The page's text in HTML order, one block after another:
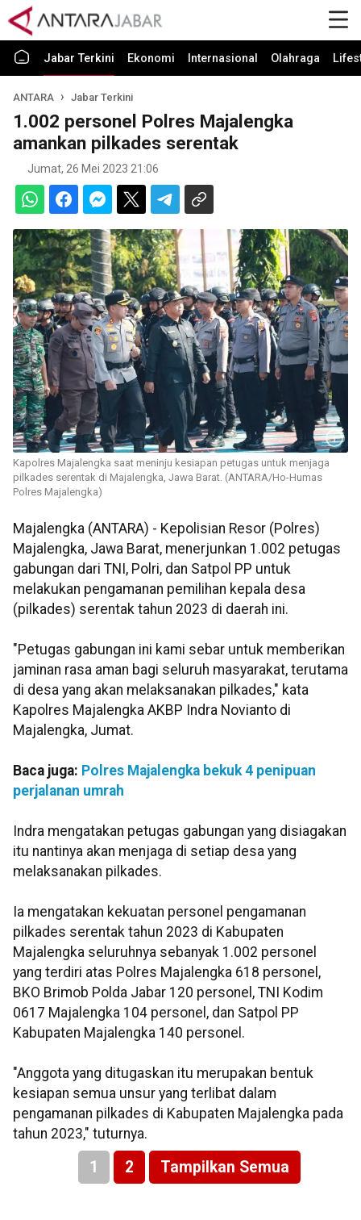
Jabar Terkini Ekonomi Internasional Olahraga
ANTARA Jabar Terkini
1.002 personel Polres Majalengka
amankan pilkades serentak
Jumat, 26 Mei 2023 21:06
Kapolres Majalengka saat meninju kesiapan petugas untuk menjaga
pilkades serentak di Majalengka, Jawa Barat. (ANTARA/Ho-Humas
Polres Majalengka)
Majalengka (ANTARA) - Kepolisian Resor (Polres)
Majalengka, Jawa Barat, menerjunkan 1.002 petugas
gabungan dari TNI, Polri, dan Satpol PP untuk
melakukan pengamanan pemilihan kepala desa
(pilkades) serentak tahun 2023 di daerah ini.
"Petugas gabungan ini kami sebar untuk memberikan
jaminan rasa aman bagi seluruh masyarakat, terutama
di desa yang akan melaksanakan pilkades," kata
Kapolres Majalengka AKBP Indra Novianto di
Majalengka, Jumat.
Baca juga: Polres Majalengka bekuk 4 penipuan
perjalanan umrah
Indra mengatakan petugas gabungan yang disiagakan
itu nantinya akan menjaga di setiap desa yang
melaksanakan pilkades.
Ia mengatakan kekuatan personel pengamanan
pilkades serentak tahun 2023 di Kabupaten
Majalengka seluruhnya sebanyak 1.002 personel
yang terdiri atas Polres Majalengka 618 personel,
BKO Brimob Polda Jabar 120 personel, TNI Kodim
0617 Majalengka 104 personel, dan Satpol PP
Kabupaten Majalengka 140 personel.
"Anggota yang ditugaskan itu merupakan bentuk
kesiapan semua unsur yang terlibat dalam
pengamanan pilkades di Kabupaten Majalengka pada
tahun 2023," tuturnya.
1 2 Tampilkan Semua